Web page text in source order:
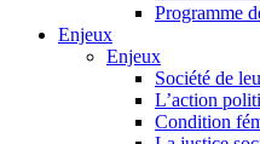
Programme
Enjeux
Enjeux
Société de
L’action
Condition